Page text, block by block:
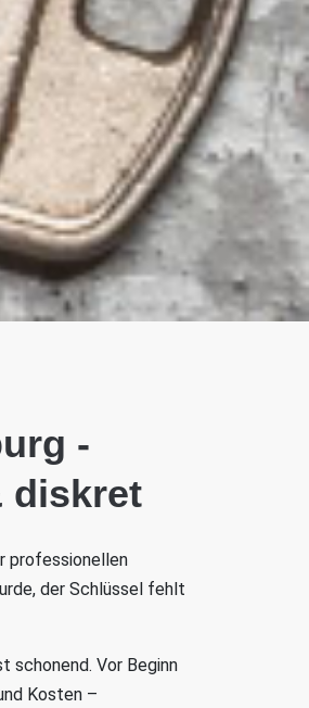
-
diskret
professionellen
der Schlüssel fehlt
schonend. Vor Beginn
Kosten –